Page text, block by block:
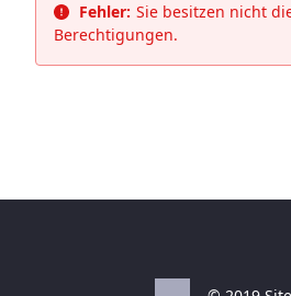
Fehler: Sie besitzen nicht
Berechtigungen.